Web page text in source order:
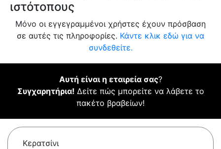
ιστότοπους
Μόνο οι εγγεγραμμένοι χρήστες έχουν πρόσβαση
σε αυτές τις πληροφορίες. Κάντε κλικ εδώ για να
συνδεθείτε.
Αυτή είναι η εταιρεία σας?
Συγχαρητήρια! Δείτε πώς μπορείτε να λάβετε το
πακέτο βραβείων!
Κερατσίνι